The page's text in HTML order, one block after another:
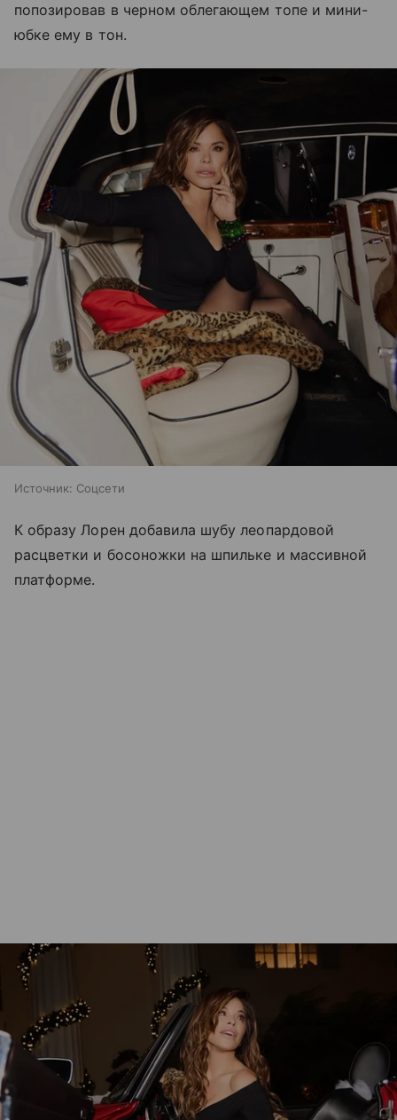
попозировав в черном облегающем топе и мини-
юбке ему в тон.
Источник: Соцсети
К образу Лорен добавила шубу леопардовой
расцветки и босоножки на шпильке и массивной
платформе.